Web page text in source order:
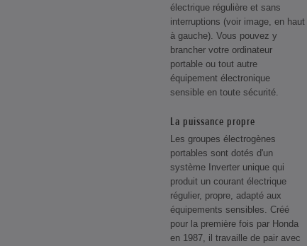
électrique régulière et sans
interruptions (voir image, en haut
à gauche). Vous pouvez y
brancher votre ordinateur
portable ou tout autre
équipement électronique
sensible en toute sécurité.
La puissance propre
Les groupes électrogènes
portables sont dotés d'un
système Inverter unique qui
produit un courant électrique
régulier, propre, adapté aux
équipements sensibles. Créé
pour la première fois par Honda
en 1987, il travaille de pair avec